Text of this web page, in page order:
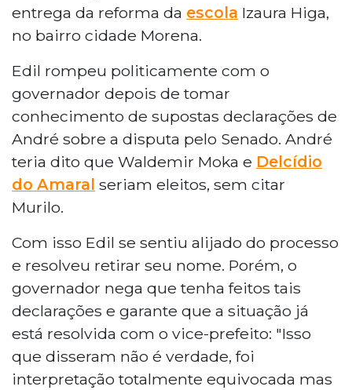
entrega da reforma da escola Izaura Higa,
no bairro cidade Morena.
Edil rompeu politicamente com o
governador depois de tomar
conhecimento de supostas declarações de
André sobre a disputa pelo Senado. André
teria dito que Waldemir Moka e Delcídio
do Amaral seriam eleitos, sem citar
Murilo.
Com isso Edil se sentiu alijado do processo
e resolveu retirar seu nome. Porém, o
governador nega que tenha feitos tais
declarações e garante que a situação já
está resolvida com o vice-prefeito: "Isso
que disseram não é verdade, foi
interpretação totalmente equivocada mas